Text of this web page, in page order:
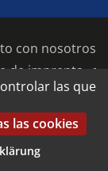
con nosotros
de imprenta
Accesibilidad
de datos
y de imagen
anpassen
las que
las cookies